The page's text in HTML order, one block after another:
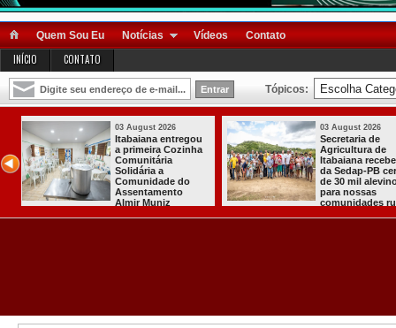
Quem Sou Eu Notícias Vídeos Contato
INÍCIO CONTATO
Tópicos:
cerca
rurais
03 August 2026
Mulher em aparente
surto esfaqueia a
própria mãe em
João Pessoa
03 August
PT
para
quarto